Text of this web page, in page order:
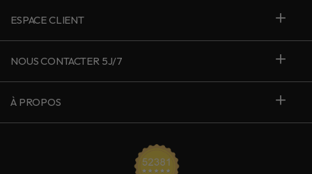
ESPACE CLIENT
NOUS CONTACTER 5J/7
À PROPOS